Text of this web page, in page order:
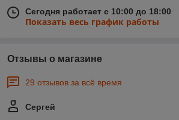
Сегодня работает с 10:00 до 18:00
Показать весь график работы
Отзывы о магазине
29 отзывов за всё время
Сергей